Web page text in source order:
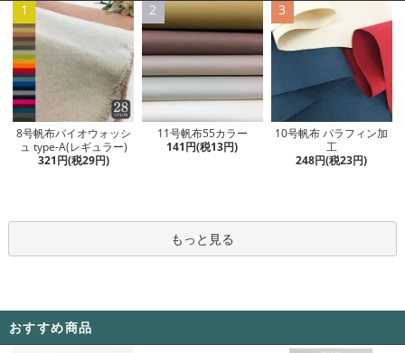
1
8号帆布バイオウォッシ
ュ type-A(レギュラー)
321円(税29円)
2
11号帆布55カラー
141円(税13円)
3
10号帆布 パラフィン加
工
248円(税23円)
もっと見る
おすすめ商品